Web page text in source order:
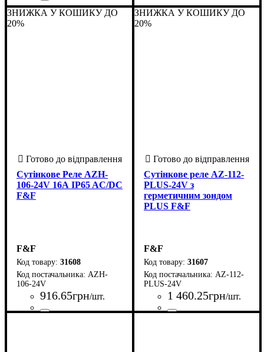
Країна-виробник: Китай
ЗНИЖКА У КОШИКУ ДО
20%
Сутінкове Реле AZH-
106-24V 16А IP65 AC/DC
F&F
F&F
31608
AZH-
106-24V
916.65грн/шт.
ЗНИЖКА У КОШИКУ ДО
20%
Сутінкове реле AZ-112-
PLUS-24V з
герметичним зондом
PLUS F&F
F&F
31607
AZ-112-
PLUS-24V
1 460.25грн/шт.